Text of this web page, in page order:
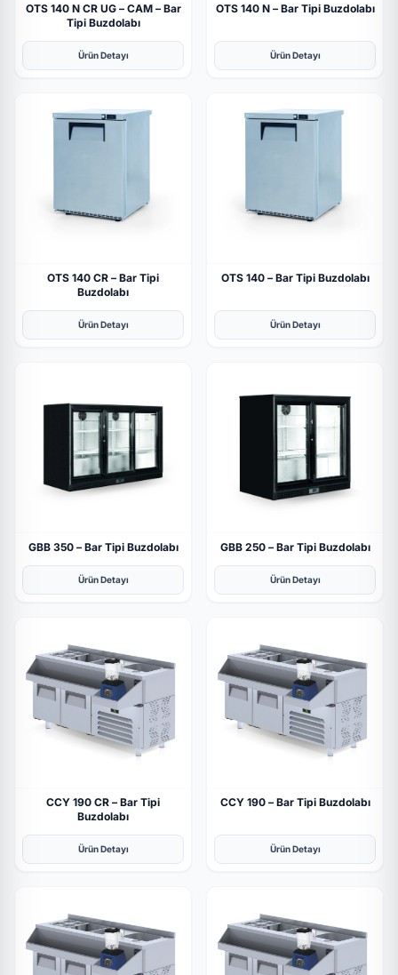
OTS 140 N CR UG – CAM – Bar
Tipi Buzdolabı
Ürün Detayı
OTS 140 N – Bar Tipi Buzdolabı
Ürün Detayı
OTS 140 CR – Bar Tipi
Buzdolabı
Ürün Detayı
OTS 140 – Bar Tipi Buzdolabı
Ürün Detayı
GBB 350 – Bar Tipi Buzdolabı
Ürün Detayı
GBB 250 – Bar Tipi Buzdolabı
Ürün Detayı
CCY 190 CR – Bar Tipi
Buzdolabı
Ürün Detayı
CCY 190 – Bar Tipi Buzdolabı
Ürün Detayı